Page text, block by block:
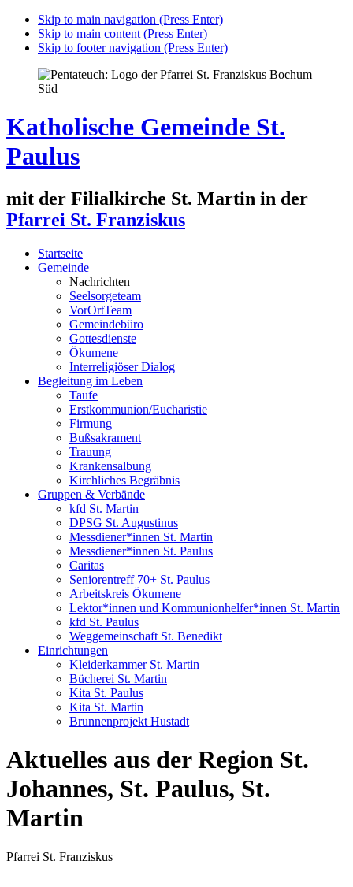
Skip to main navigation (Press Enter)
Skip to main content (Press Enter)
Skip to footer navigation (Press Enter)
Katholische Gemeinde St.
Paulus
mit der Filialkirche St. Martin in der
Pfarrei St. Franziskus
Startseite
Gemeinde
Nachrichten
Seelsorgeteam
VorOrtTeam
Gemeindebüro
Gottesdienste
Ökumene
Interreligiöser Dialog
Begleitung im Leben
Taufe
Erstkommunion/Eucharistie
Firmung
Bußsakrament
Trauung
Krankensalbung
Kirchliches Begräbnis
Gruppen & Verbände
kfd St. Martin
DPSG St. Augustinus
Messdiener*innen St. Martin
Messdiener*innen St. Paulus
Caritas
Seniorentreff 70+ St. Paulus
Arbeitskreis Ökumene
Lektor*innen und Kommunionhelfer*innen St. Martin
kfd St. Paulus
Weggemeinschaft St. Benedikt
Einrichtungen
Kleiderkammer St. Martin
Bücherei St. Martin
Kita St. Paulus
Kita St. Martin
Brunnenprojekt Hustadt
Aktuelles aus der Region St.
Johannes, St. Paulus, St.
Martin
Pfarrei St. Franziskus